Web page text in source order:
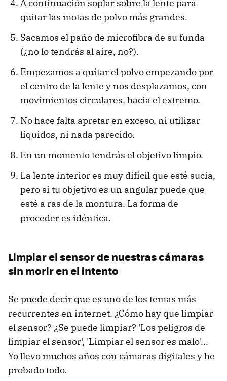
A continuación soplar sobre la lente para
quitar las motas de polvo más grandes.
Sacamos el paño de microfibra de su funda
(¿no lo tendrás al aire, no?).
Empezamos a quitar el polvo empezando por
el centro de la lente y nos desplazamos, con
movimientos circulares, hacia el extremo.
No hace falta apretar en exceso, ni utilizar
líquidos, ni nada parecido.
En un momento tendrás el objetivo limpio.
La lente interior es muy difícil que esté sucia,
pero si tu objetivo es un angular puede que
esté a ras de la montura. La forma de
proceder es idéntica.
Limpiar el sensor de nuestras cámaras
sin morir en el intento
Se puede decir que es uno de los temas más
recurrentes en internet. ¿Cómo hay que limpiar
el sensor? ¿Se puede limpiar? 'Los peligros de
limpiar el sensor', 'Limpiar el sensor es malo'...
Yo llevo muchos años con cámaras digitales y he
probado todo.